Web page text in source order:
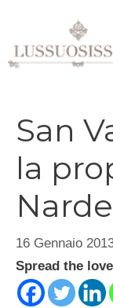
contenuto
San
la
16 Gennaio
Spread the love